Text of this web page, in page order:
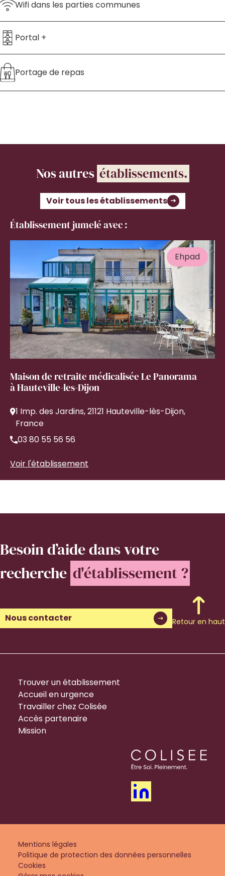
Wifi dans les parties communes
Portal +
Portage de repas
Nos autres établissements.
Voir tous les établissements
Établissement jumelé avec :
Ehpad
Maison de retraite médicalisée Le Panorama
à Hauteville-les-Dijon
1 Imp. des Jardins, 21121 Hauteville-lès-Dijon,
France
03 80 55 56 56
Voir l'établissement
Besoin d’aidedans votre
recherche d'établissement ?
Nous contacter Retour en haut
Trouver un établissement
Accueil en urgence
Travailler chez Colisée
Accès partenaire
Mission
Mentions légales
Politique de protection des données personnelles
Cookies